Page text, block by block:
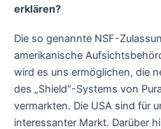
erklären?
Die so genannte NSF-
amerikanische
wird es uns ermöglichen, die
des „Shield“-Systems von
vermarkten. Die USA sind für
interessanter Markt. Darüber